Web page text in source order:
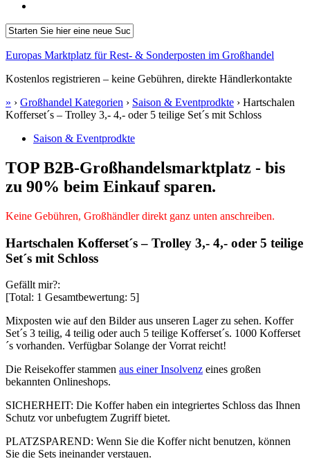
Europas Marktplatz für Rest- & Sonderposten im Großhandel
Kostenlos registrieren – keine Gebühren, direkte Händlerkontakte
» › Großhandel Kategorien › Saison & Eventprodkte › Hartschalen
Kofferset´s – Trolley 3,- 4,- oder 5 teilige Set´s mit Schloss
Saison & Eventprodkte
TOP B2B-Großhandelsmarktplatz - bis
zu 90% beim Einkauf sparen.
Keine Gebühren, Großhändler direkt ganz unten anschreiben.
Hartschalen Kofferset´s – Trolley 3,- 4,- oder 5 teilige
Set´s mit Schloss
Gefällt mir?:
[Total: 1 Gesamtbewertung: 5]
Mixposten wie auf den Bilder aus unseren Lager zu sehen. Koffer
Set´s 3 teilig, 4 teilig oder auch 5 teilige Kofferset´s. 1000 Kofferset
´s vorhanden. Verfügbar Solange der Vorrat reicht!
Die Reisekoffer stammen aus einer Insolvenz eines großen
bekannten Onlineshops.
SICHERHEIT: Die Koffer haben ein integriertes Schloss das Ihnen
Schutz vor unbefugtem Zugriff bietet.
PLATZSPAREND: Wenn Sie die Koffer nicht benutzen, können
Sie die Sets ineinander verstauen.